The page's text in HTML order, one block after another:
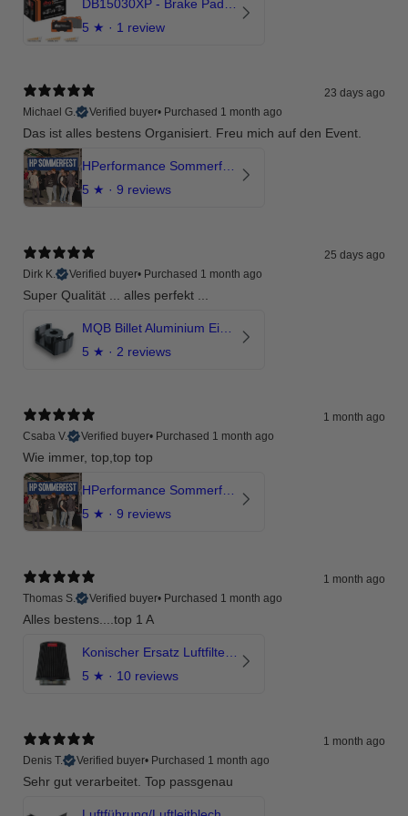
5 ★ · 1 review
23 days ago
Michael G.
Verified buyer• Purchased 1 month ago
Das ist alles bestens Organisiert. Freu mich auf den Event.
5 ★ · 9 reviews
25 days ago
Dirk K.
Verified buyer• Purchased 1 month ago
Super Qualität ... alles perfekt ...
5 ★ · 2 reviews
1 month ago
Csaba V.
Verified buyer• Purchased 1 month ago
Wie immer, top,top top
5 ★ · 9 reviews
1 month ago
Thomas S.
Verified buyer• Purchased 1 month ago
Alles bestens....top 1 A
5 ★ · 10 reviews
1 month ago
Denis T.
Verified buyer• Purchased 1 month ago
Sehr gut verarbeitet. Top passgenau